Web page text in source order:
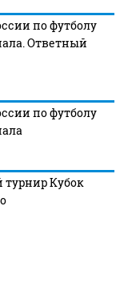
по футболу
Ответный
по футболу
Кубок